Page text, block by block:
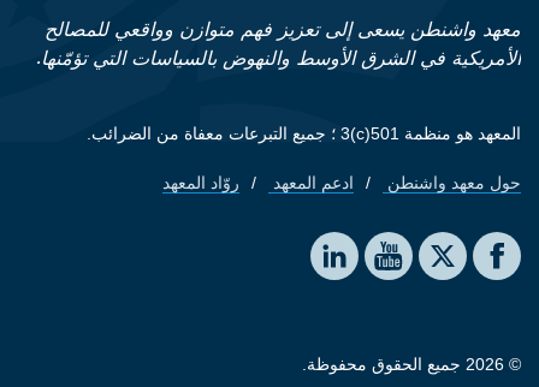
معهد واشنطن يسعى إلى تعزيز فهم متوازن وواقعي للمصالح
الأمريكية في الشرق الأوسط والنهوض بالسياسات التي تؤمّنها.
المعهد هو منظمة 501(c)3 ؛ جميع التبرعات معفاة من الضرائب.
Footer quick links
حول معهد واشنطن ادعم المعهد روّاد المعهد
Social media
The Washington Institute on Facebook
The Washington Institute on X
The Washington Institute on YouTube
The Washington Institute on LinkedIn
© 2026 جميع الحقوق محفوظة.